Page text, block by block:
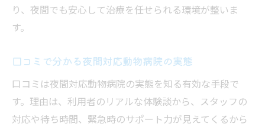
り、夜間でも安心して治療を任せられる環境が整いま
す。
口コミで分かる夜間対応動物病院の実態
口コミは夜間対応動物病院の実態を知る有効な手段で
す。理由は、利用者のリアルな体験談から、スタッフの
対応や待ち時間、緊急時のサポート力が見えてくるから